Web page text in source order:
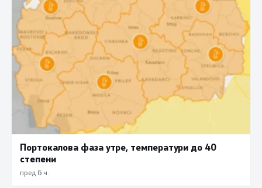
Портокалова фаза утре, температури до 40
степени
пред 6 ч.